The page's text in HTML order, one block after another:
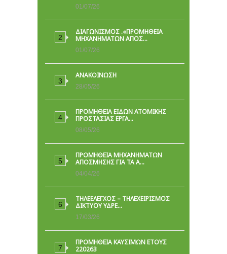
01/07/26
ΔΙΑΓΩΝΙΣΜΟΣ .«ΠΡΟΜΗΘΕΙΑ
ΜΗΧΑΝΗΜΑΤΩΝ ΑΠΟΣ…
01/07/26
ΑΝΑΚΟΙΝΩΣΗ
28/05/26
ΠΡΟΜΉΘΕΙΑ ΕΙΔΏΝ ΑΤΟΜΙΚΉΣ
ΠΡΟΣΤΑΣΊΑΣ ΕΡΓΑ…
08/05/26
ΠΡΟΜΗΘΕΙΑ ΜΗΧΑΝΗΜΑΤΩΝ
ΑΠΟΣΜΗΣΗΣ ΓΙΑ ΤΑ Α…
04/04/26
ΤΗΛΕΕΛΕΓΧΟΣ – ΤΗΛΕΧΕΙΡΙΣΜΟΣ
ΔΙΚΤΥΟΥ ΥΔΡΕ…
17/03/26
ΠΡΟΜΗΘΕΙΑ ΚΑΥΣΙΜΩΝ ΕΤΟΥΣ
220263